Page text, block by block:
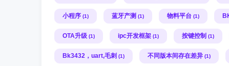
小程序 (1) 蓝牙产测 (1) 物料平台 (1)
OTA升级 (1) ipc开发框架 (1) 按键控制 (1)
Bk3432，uart,毛刺 (1) 不同版本间存在差异 (1)